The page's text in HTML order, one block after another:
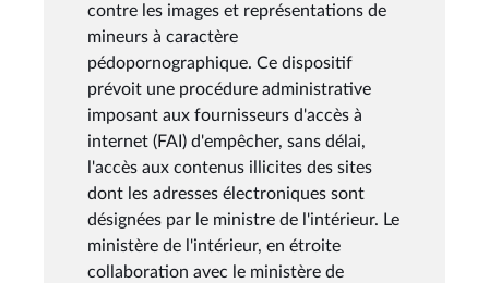
contre les images et représentations de
mineurs à caractère
pédopornographique. Ce dispositif
prévoit une procédure administrative
imposant aux fournisseurs d'accès à
internet (FAI) d'empêcher, sans délai,
l'accès aux contenus illicites des sites
dont les adresses électroniques sont
désignées par le ministre de l'intérieur. Le
ministère de l'intérieur, en étroite
collaboration avec le ministère de